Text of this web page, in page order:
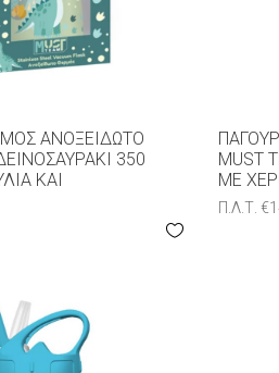
ΑΝΟΞΕΊΔΩΤΟ
350
ΚΑΙ
MUST
ΜΕ
Π.Λ.Τ.€